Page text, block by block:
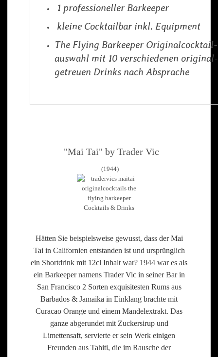
1 professioneller Barkeeper
kleine Cocktailbar inkl. Equipment
The Flying Barkeeper Originalcocktail-
auswahl mit 10 verschiedenen original-
getreuen Drinks nach Absprache
"Mai Tai" by Trader Vic
(1944)
Hätten Sie beispielsweise gewusst, dass der Mai
Tai in Californien entstanden ist und ursprünglich
ein Shortdrink mit 12cl Inhalt war? 1944 war es als
ein Barkeeper namens Trader Vic in seiner Bar in
San Francisco 2 Sorten exquisitesten Rums aus
Barbados & Jamaika in Einklang brachte mit
Curacao Orange und einem Mandelextrakt. Das
ganze abgerundet mit Zuckersirup und
Limettensaft, servierte er sein Werk einigen
Freunden aus Tahiti, die im Rausche der